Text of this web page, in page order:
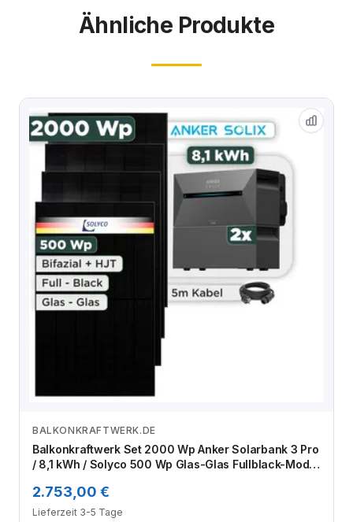
Ähnliche Produkte
Zum Angebot
BALKONKRAFTWERK.DE
Balkonkraftwerk Set 2000 Wp Anker Solarbank 3 Pro
/ 8,1 kWh / Solyco 500 Wp Glas-Glas Fullblack-Modul
2.753,00 €
Lieferzeit 3-5 Tage